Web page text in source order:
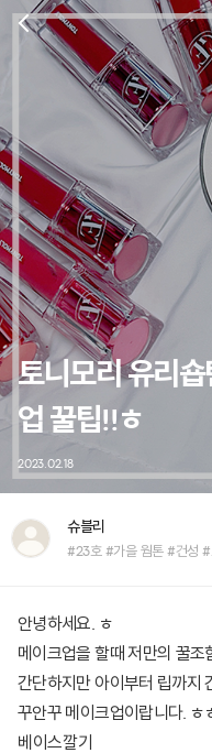
토니모리 유리
업 꿀팁!!ㅎ
2023.02.18
슈블리
#23호 #가을 웜톤 #건성 #
안녕하세요. ㅎ
메이크업을 할때 저만의 꿀조
간단하지만 아이부터 립까지
꾸안꾸 메이크업이랍니다. ㅎ
베이스깔기